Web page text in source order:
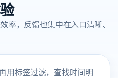
率，反馈也集中在入口清晰、
用标签过滤，查找时间明